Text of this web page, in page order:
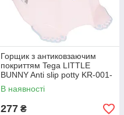
Горщик з антиковзаючим
покриттям Tega LITTLE
BUNNY Anti slip potty KR-001-
104 powder pink (рожевий)
В наявності
277 ₴